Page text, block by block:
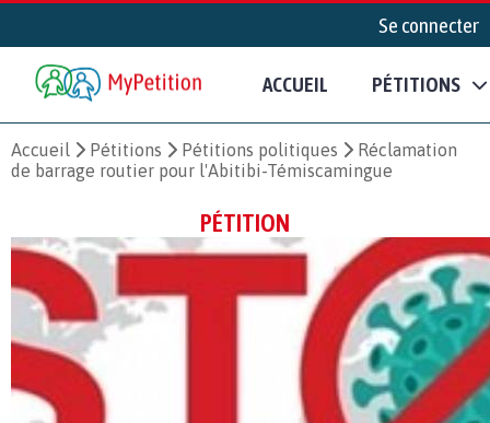
Se connecter
ACCUEIL PÉTITIONS
Accueil Pétitions Pétitions politiques
Réclamation
de barrage routier pour l'Abitibi-Témiscamingue
PÉTITION